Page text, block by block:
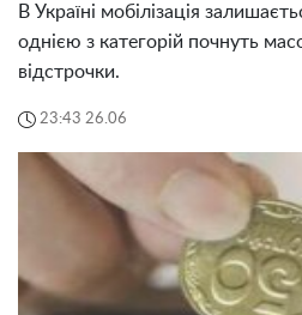
В Україні мобілізація
однією з категорій почнуть
відстрочки.
23:43 26.06